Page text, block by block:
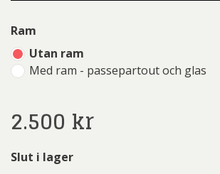
Ram
Utan ram
Med ram - passepartout och glas
2.500 kr
Slut i lager